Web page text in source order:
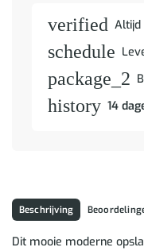
verified Altijd
schedule
package_2
history 14
Beschrijving
Dit mooie moderne